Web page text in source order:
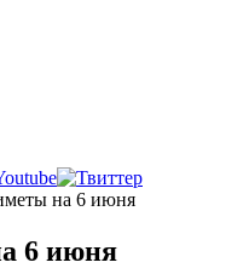
на 6 июня
6 июня